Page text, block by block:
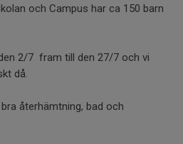
och Campus har ca 150 barn
2/7 fram till den 27/7 och vi
då.
återhämtning, bad och